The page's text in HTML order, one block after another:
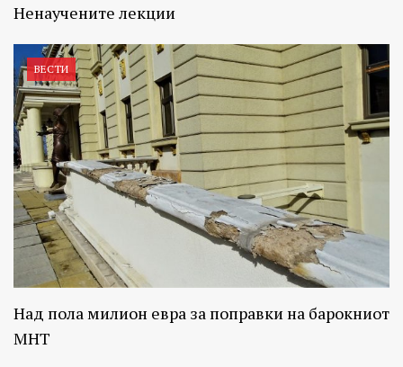
Ненаучените лекции
ВЕСТИ
Над пола милион евра за поправки на барокниот
МНТ